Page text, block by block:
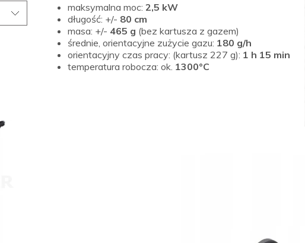
maksymalna moc: 2,5 kW
długość: +/- 80 cm
masa: +/- 465 g (bez kartusza z gazem)
średnie, orientacyjne zużycie gazu: 180 g/h
orientacyjny czas pracy: (kartusz 227 g): 1 h 15 min
temperatura robocza: ok. 1300°C